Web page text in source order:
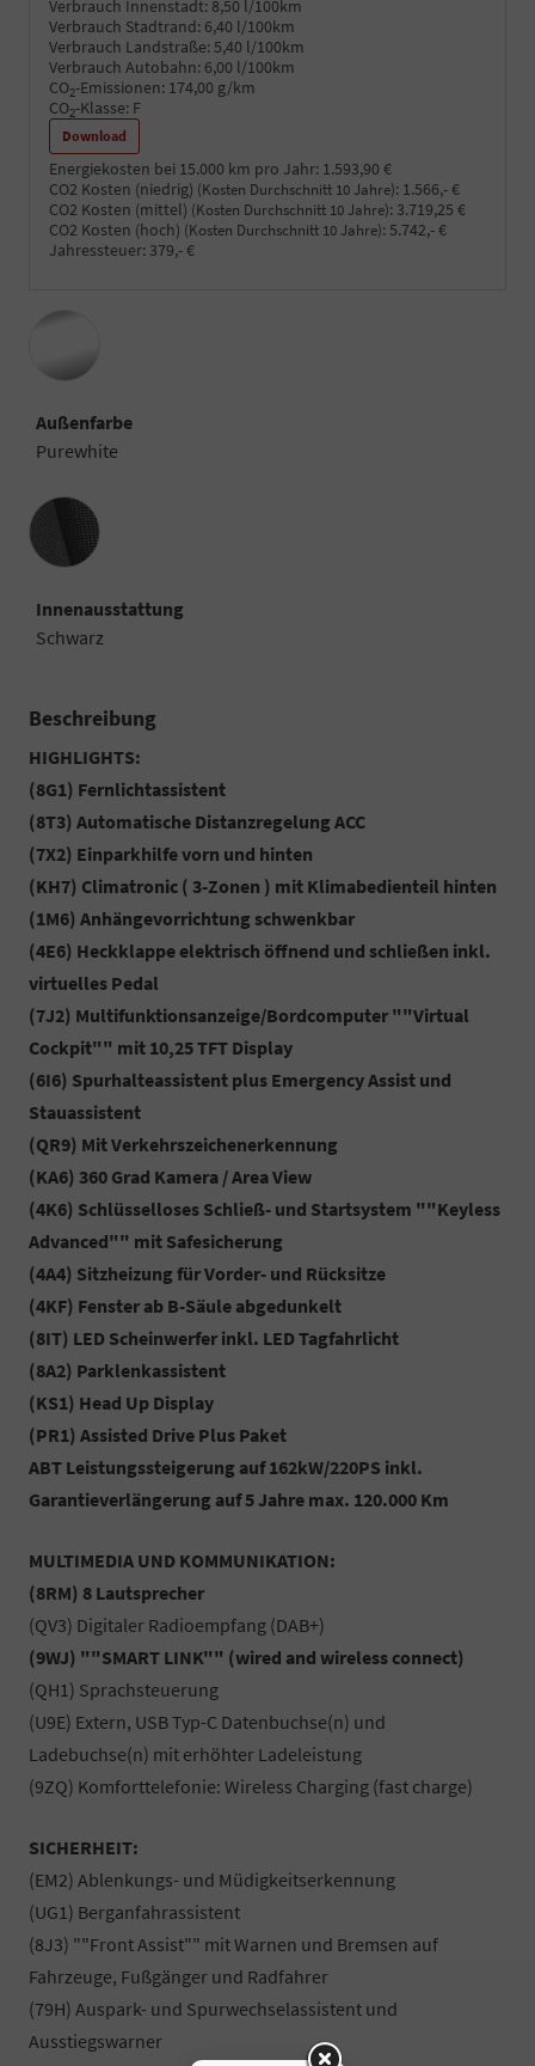
Verbrauch Innenstadt: 8,50 l/100km
Verbrauch Stadtrand: 6,40 l/100km
Verbrauch Landstraße: 5,40 l/100km
Verbrauch Autobahn: 6,00 l/100km
CO2-Emissionen: 174,00 g/km
CO2-Klasse: F
Download
Energiekosten bei 15.000 km pro Jahr: 1.593,90 €
CO2 Kosten (niedrig) (Kosten Durchschnitt 10 Jahre): 1.566,- €
CO2 Kosten (mittel) (Kosten Durchschnitt 10 Jahre): 3.719,25 €
CO2 Kosten (hoch) (Kosten Durchschnitt 10 Jahre): 5.742,- €
Jahressteuer: 379,- €
Außenfarbe
Purewhite
Innenausstattung
Innenausstattung
Schwarz
Beschreibung
HIGHLIGHTS:
(8G1) Fernlichtassistent
(8T3) Automatische Distanzregelung ACC
(7X2) Einparkhilfe vorn und hinten
(KH7) Climatronic ( 3-Zonen ) mit Klimabedienteil hinten
(1M6) Anhängevorrichtung schwenkbar
(4E6) Heckklappe elektrisch öffnend und schließen inkl.
virtuelles Pedal
(7J2) Multifunktionsanzeige/Bordcomputer ""Virtual
Cockpit"" mit 10,25 TFT Display
(6I6) Spurhalteassistent plus Emergency Assist und
Stauassistent
(QR9) Mit Verkehrszeichenerkennung
(KA6) 360 Grad Kamera / Area View
(4K6) Schlüsselloses Schließ- und Startsystem ""Keyless
Advanced"" mit Safesicherung
(4A4) Sitzheizung für Vorder- und Rücksitze
(4KF) Fenster ab B-Säule abgedunkelt
(8IT) LED Scheinwerfer inkl. LED Tagfahrlicht
(8A2) Parklenkassistent
(KS1) Head Up Display
(PR1) Assisted Drive Plus Paket
ABT Leistungssteigerung auf 162kW/220PS inkl.
Garantieverlängerung auf 5 Jahre max. 120.000 Km
MULTIMEDIA UND KOMMUNIKATION:
(8RM) 8 Lautsprecher
(QV3) Digitaler Radioempfang (DAB+)
(9WJ) ""SMART LINK"" (wired and wireless connect)
(QH1) Sprachsteuerung
(U9E) Extern, USB Typ-C Datenbuchse(n) und
Ladebuchse(n) mit erhöhter Ladeleistung
(9ZQ) Komforttelefonie: Wireless Charging (fast charge)
SICHERHEIT:
(EM2) Ablenkungs- und Müdigkeitserkennung
(UG1) Berganfahrassistent
(8J3) ""Front Assist"" mit Warnen und Bremsen auf
Fahrzeuge, Fußgänger und Radfahrer
(79H) Auspark- und Spurwechselassistent und
Ausstiegswarner